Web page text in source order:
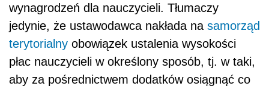
wynagrodzeń dla nauczycieli. Tłumaczy
jedynie, że ustawodawca nakłada na samorząd
terytorialny obowiązek ustalenia wysokości
płac nauczycieli w określony sposób, tj. w taki,
aby za pośrednictwem dodatków osiągnąć co